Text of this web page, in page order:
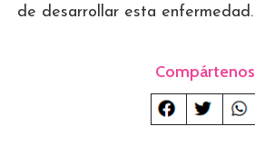
de desarrollar esta enfermedad.
Compártenos